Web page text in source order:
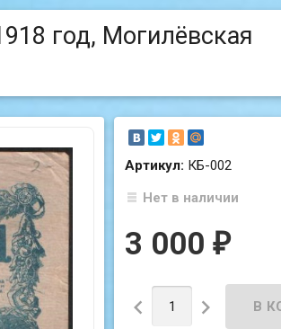
год, Могилёвская
Артикул: КБ-002
Нет в наличии
3 000₽
 